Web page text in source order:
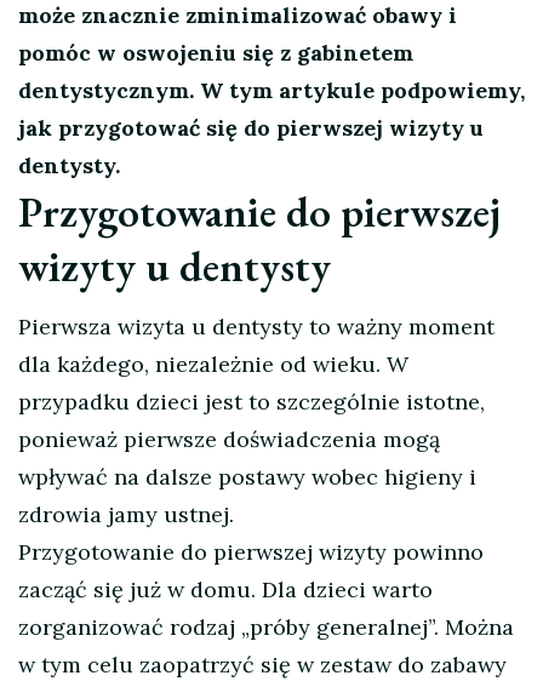
może znacznie zminimalizować obawy i
pomóc w oswojeniu się z gabinetem
dentystycznym. W tym artykule podpowiemy,
jak przygotować się do pierwszej wizyty u
dentysty.
Przygotowanie do pierwszej
wizyty u dentysty
Pierwsza wizyta u dentysty to ważny moment
dla każdego, niezależnie od wieku. W
przypadku dzieci jest to szczególnie istotne,
ponieważ pierwsze doświadczenia mogą
wpływać na dalsze postawy wobec higieny i
zdrowia jamy ustnej.
Przygotowanie do pierwszej wizyty powinno
zacząć się już w domu. Dla dzieci warto
zorganizować rodzaj „próby generalnej”. Można
w tym celu zaopatrzyć się w zestaw do zabawy